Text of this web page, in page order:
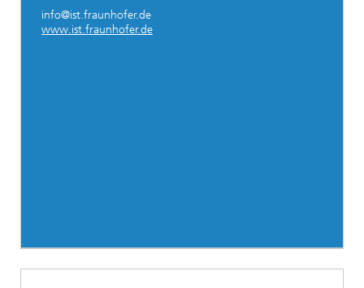
info@ist.fraunhofer.de
www.ist.fraunhofer.de